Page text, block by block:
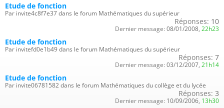
Etude de fonction
Par invite4c8f7e37 dans le forum Mathématiques du supérieur
Réponses: 10
Dernier message: 08/01/2008, 22h23
Etude de fonction
Par invitefd0e1b49 dans le forum Mathématiques du supérieur
Réponses: 7
Dernier message: 03/12/2007, 21h14
Etude de fonction
Par invite06781582 dans le forum Mathématiques du collège et du lycée
Réponses: 3
Dernier message: 10/09/2006, 13h30